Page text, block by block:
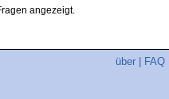
angezeigt.
über FAQ